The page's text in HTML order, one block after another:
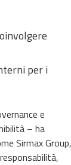
per i
e
– ha
Sirmax Group,